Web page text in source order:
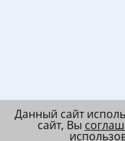
Данный сайт
сайт, Вы